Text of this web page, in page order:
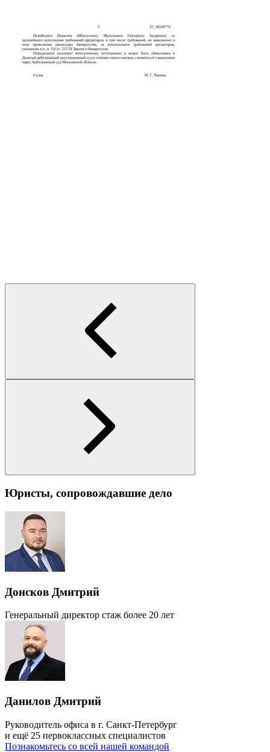
Юристы, сопровождавшие дело
Донсков Дмитрий
Генеральный директор стаж более 20 лет
Данилов Дмитрий
Руководитель офиса в г. Санкт-Петербург
и ещё 25 первоклассных специалистов
Познакомьтесь со всей нашей командой